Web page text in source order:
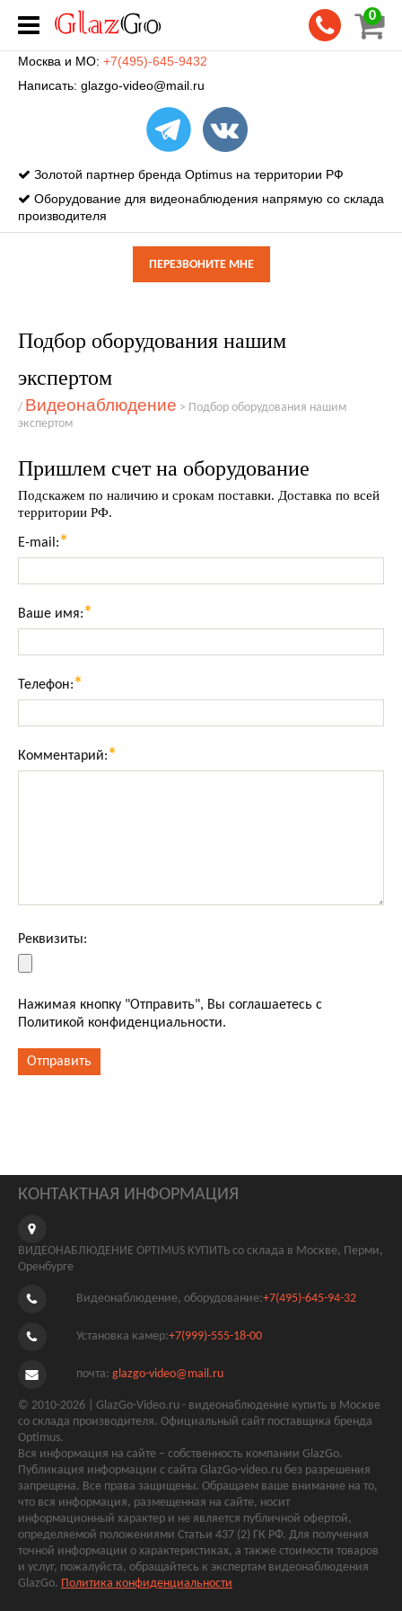
0
Москва и МО: +7(495)-645-9432
Написать: glazgo-video@mail.ru
Золотой партнер бренда Optimus на территории РФ
Оборудование для видеонаблюдения напрямую со склада
производителя
ПЕРЕЗВОНИТЕ МНЕ
Подбор оборудования нашим
экспертом
/ Видеонаблюдение > Подбор оборудования нашим
экспертом
Пришлем счет на оборудование
Подскажем по наличию и срокам поставки. Доставка по всей
территории РФ.
E-mail:*
Ваше имя:*
Телефон:*
Комментарий:*
Реквизиты:
Нажимая кнопку "Отправить", Вы соглашаетесь с
Политикой конфиденциальности.
КОНТАКТНАЯ ИНФОРМАЦИЯ
ВИДЕОНАБЛЮДЕНИЕ OPTIMUS КУПИТЬ со склада в Москве, Перми,
Оренбурге
Видеонаблюдение, оборудование:+7(495)-645-94-32
Установка камер:+7(999)-555-18-00
почта: glazgo-video@mail.ru
© 2010-2026 | GlazGo-Video.ru - видеонаблюдение купить в Москве
со склада производителя. Официальный сайт поставщика бренда
Optimus.
Вся информация на сайте – собственность компании GlazGo.
Публикация информации с сайта GlazGo-video.ru без разрешения
запрещена. Все права защищены. Обращаем ваше внимание на то,
что вся информация, размещенная на сайте, носит
информационный характер и не является публичной офертой,
определяемой положениями Статьи 437 (2) ГК РФ. Для получения
точной информации о характеристиках, а также стоимости товаров
и услуг, пожалуйста, обращайтесь к экспертам видеонаблюдения
GlazGo. Политика конфиденциальности